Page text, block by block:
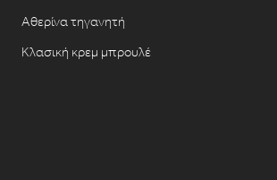
Αθερίνα τηγανητή
Κλασική κρεμ μπρουλέ